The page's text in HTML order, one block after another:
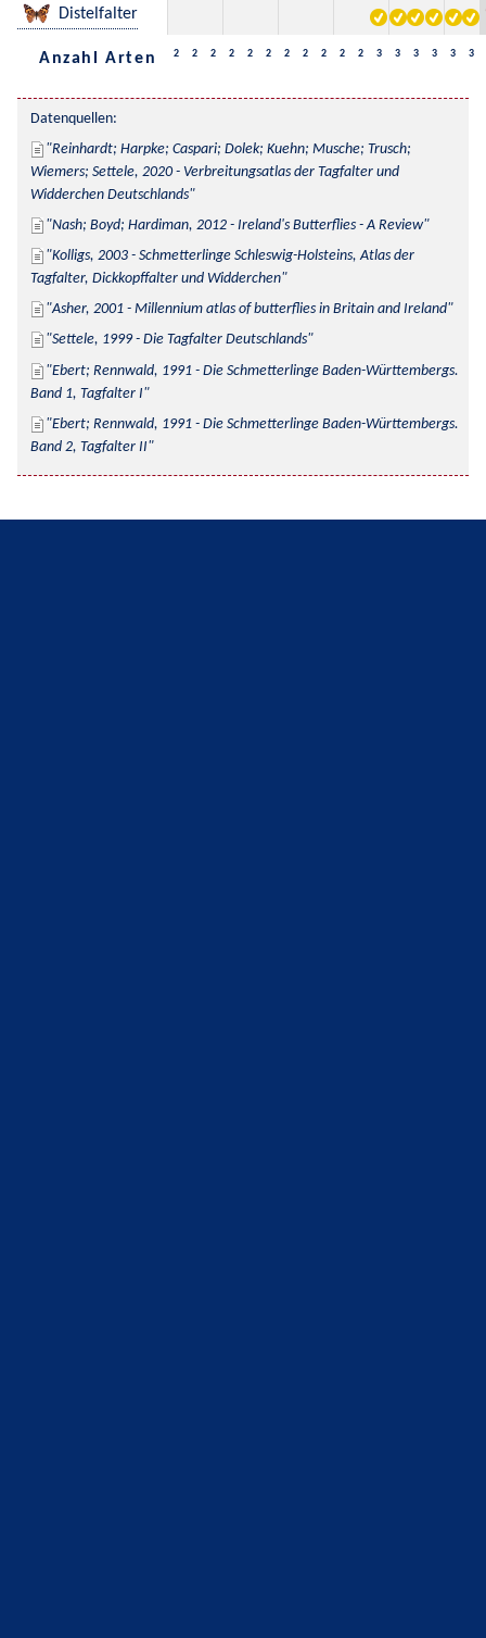
Distelfalter
Anzahl Arten 2 2 2 2 2 2 2 2 2 2 2 3 3 3 3 3 3
Datenquellen:
Reinhardt; Harpke; Caspari; Dolek; Kuehn; Musche; Trusch;
Wiemers; Settele, 2020 - Verbreitungsatlas der Tagfalter und
Widderchen Deutschlands
Nash; Boyd; Hardiman, 2012 - Ireland's Butterflies - A Review
Kolligs, 2003 - Schmetterlinge Schleswig-Holsteins, Atlas der
Tagfalter, Dickkopffalter und Widderchen
Asher, 2001 - Millennium atlas of butterflies in Britain and Ireland
Settele, 1999 - Die Tagfalter Deutschlands
Ebert; Rennwald, 1991 - Die Schmetterlinge Baden-Württembergs.
Band 1, Tagfalter I
Ebert; Rennwald, 1991 - Die Schmetterlinge Baden-Württembergs.
Band 2, Tagfalter II